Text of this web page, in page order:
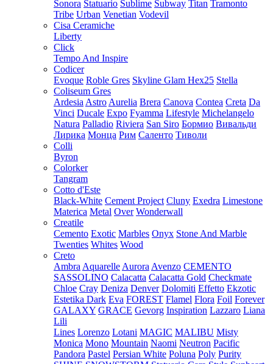
Sonora Statuario Sublime Subway Titan Tramonto
Tribe Urban Venetian Vodevil
Cisa Ceramiche
Liberty
Click
Tempo And Inspire
Codicer
Evoque Roble Gres Skyline Glam Hex25 Stella
Coliseum Gres
Ardesia Astro Aurelia Brera Canova Contea Creta Da
Vinci Ducale Expo Fyamma Lifestyle Michelangelo
Natura Palladio Riviera San Siro Бормио Вивальди
Лирика Монца Рим Саленто Тиволи
Colli
Byron
Colorker
Tangram
Cotto d'Este
Black-White Cement Project Cluny Exedra Limestone
Materica Metal Over Wonderwall
Creatile
Cemento Exotic Marbles Onyx Stone And Marble
Twenties Whites Wood
Creto
Ambra Aquarelle Aurora Avenzo CEMENTO
SASSOLINO Calacatta Calacatta Gold Checkmate
Chloe Cray Deniza Denver Dolomiti Effetto Ekzotic
Estetika Dark Eva FOREST Flamel Flora Foil Forever
GALAXY GRACE Gevorg Inspiration Lazzaro Liana
Lili
Lines Lorenzo Lotani MAGIC MALIBU Misty
Monica Mono Mountain Naomi Neutron Pacific
Pandora Pastel Persian White Poluna Poly Purity